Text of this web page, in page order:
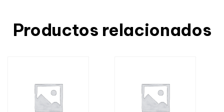
Productos relacionados